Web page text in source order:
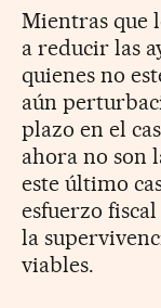
Mientras que
a reducir las
quienes no
aún
plazo en el
ahora no son
este último
esfuerzo
la
viables.